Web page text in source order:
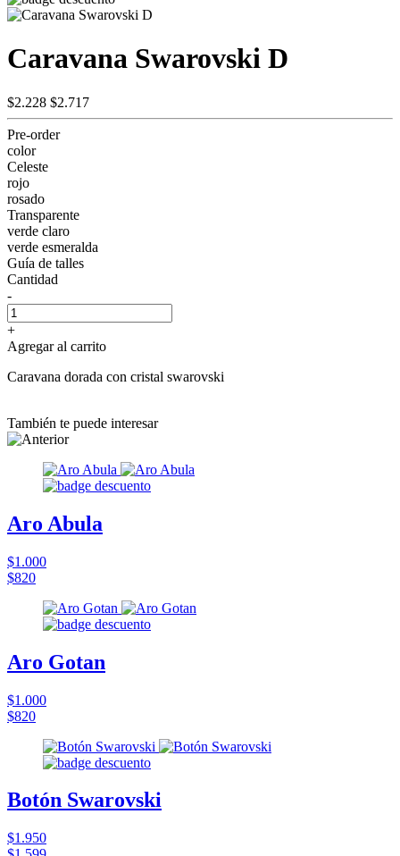
Caravana Swarovski D
$2.228 $2.717
Pre-order
color
Celeste
rojo
rosado
Transparente
verde claro
verde esmeralda
Guía de talles
Cantidad
-
+
Agregar al carrito
Caravana dorada con cristal swarovski
También te puede interesar
Aro Abula
$1.000
$820
Aro Gotan
$1.000
$820
Botón Swarovski
$1.950